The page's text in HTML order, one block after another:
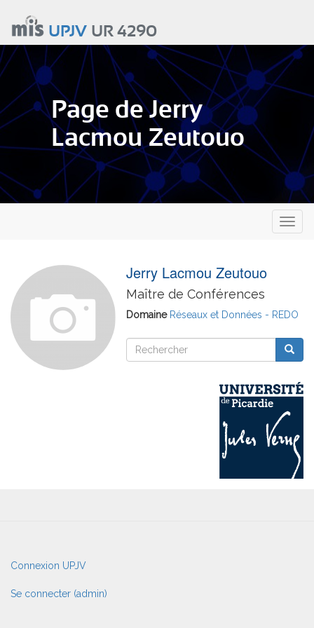
contenu
principal
UPJVUR 4290
Page de Jerry
Lacmou Zeutouo
Jerry Lacmou Zeutouo
Maître de Conférences
Domaine Réseaux et Données - REDO
Rechercher
Rechercher
User
account
menu
Connexion UPJV
Se connecter (admin)